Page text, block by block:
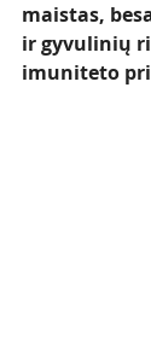
maistas,
ir gyvulinių
imuniteto